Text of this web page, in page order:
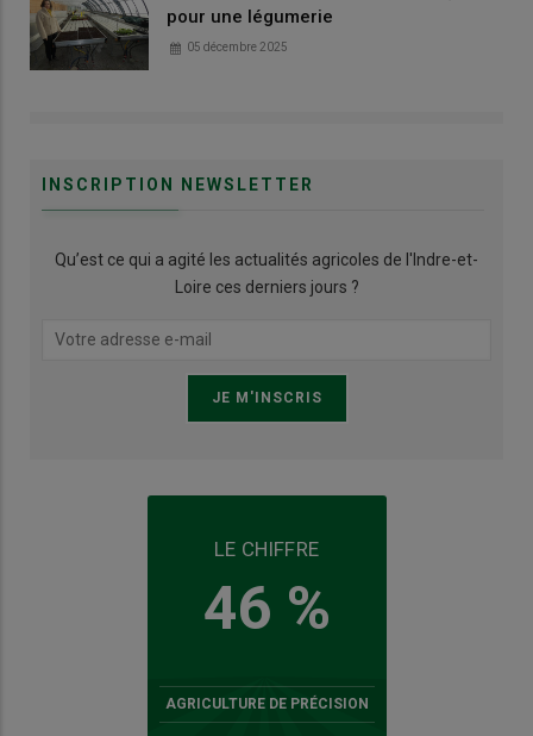
pour une légumerie
05 décembre 2025
INSCRIPTION NEWSLETTER
Qu’est ce qui a agité les actualités agricoles de l'Indre-et-
Loire ces derniers jours ?
LE CHIFFRE
46 %
AGRICULTURE DE PRÉCISION